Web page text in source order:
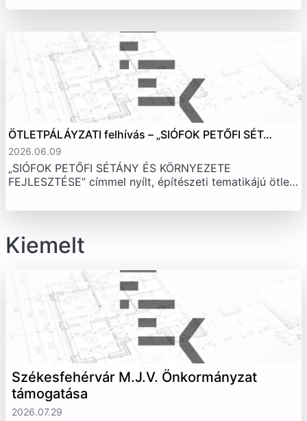
ÖTLETPÁLÁYZATI felhívás – „SIÓFOK PETŐFI SÉT…
2026.06.09
„SIÓFOK PETŐFI SÉTÁNY ÉS KÖRNYEZETE
FEJLESZTÉSE” címmel nyílt, építészeti tematikájú ötle…
Kiemelt
Székesfehérvár M.J.V. Önkormányzat
támogatása
2026.07.29